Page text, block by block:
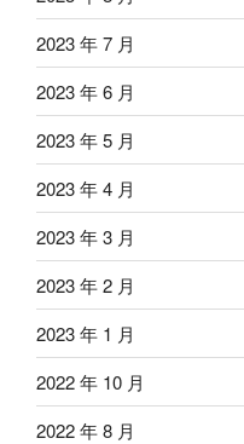
2023 年 7 月
2023 年 6 月
2023 年 5 月
2023 年 4 月
2023 年 3 月
2023 年 2 月
2023 年 1 月
2022 年 10 月
2022 年 8 月